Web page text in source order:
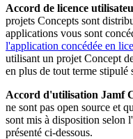
Accord de licence
projets Concepts sont
applications vous sont
l'application concédée en
utilisant un projet Concept
en plus de tout terme
Accord d'utilisation Jamf
ne sont pas open source et
sont mis à disposition selon
présenté ci-dessous.